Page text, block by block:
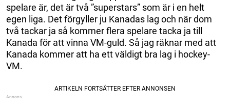
spelare är, det är två ”superstars” som är i en helt
egen liga. Det förgyller ju Kanadas lag och när dom
två tackar ja så kommer flera spelare tacka ja till
Kanada för att vinna VM-guld. Så jag räknar med att
Kanada kommer att ha ett väldigt bra lag i hockey-
VM.